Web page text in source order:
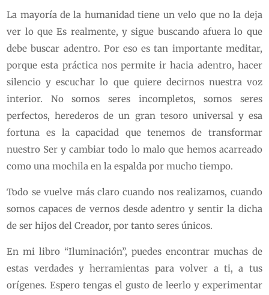
La mayoría de la humanidad tiene un velo que no la deja
ver lo que Es realmente, y sigue buscando afuera lo que
debe buscar adentro. Por eso es tan importante meditar,
porque esta práctica nos permite ir hacia adentro, hacer
silencio y escuchar lo que quiere decirnos nuestra voz
interior. No somos seres incompletos, somos seres
perfectos, herederos de un gran tesoro universal y esa
fortuna es la capacidad que tenemos de transformar
nuestro Ser y cambiar todo lo malo que hemos acarreado
como una mochila en la espalda por mucho tiempo.
Todo se vuelve más claro cuando nos realizamos, cuando
somos capaces de vernos desde adentro y sentir la dicha
de ser hijos del Creador, por tanto seres únicos.
En mi libro “Iluminación”, puedes encontrar muchas de
estas verdades y herramientas para volver a ti, a tus
orígenes. Espero tengas el gusto de leerlo y experimentar